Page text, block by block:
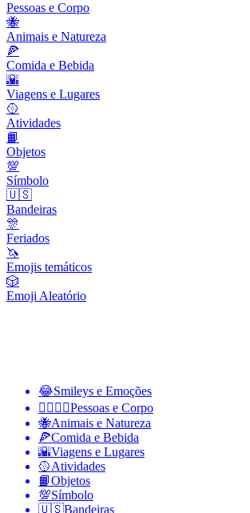
Pessoas e Corpo
🐝
Animais e Natureza
🍕
Comida e Bebida
🌇
Viagens e Lugares
🥎
Atividades
📙
Objetos
💯
Símbolo
🇺🇸
Bandeiras
🎊
Feriados
🦄
Emojis temáticos
🎲
Emoji Aleatório
😂Smileys e Emoções
👩‍❤️‍💋‍👨Pessoas e Corpo
🐝Animais e Natureza
🍕Comida e Bebida
🌇Viagens e Lugares
🥎Atividades
📙Objetos
💯Símbolo
🇺🇸Bandeiras